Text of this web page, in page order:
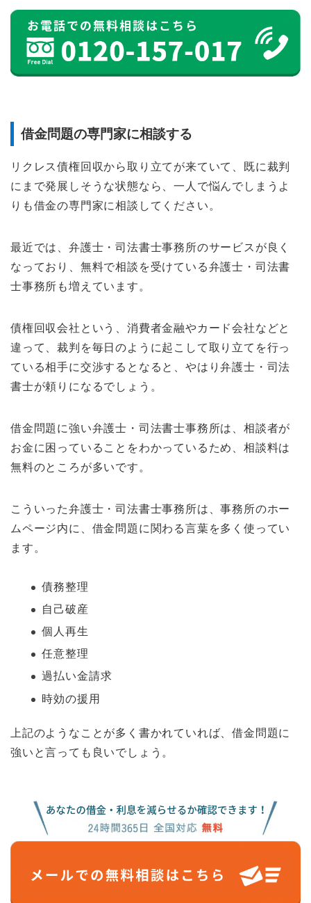
借金問題の専門家に相談する
リクレス債権回収から取り立てが来ていて、既に裁判
にまで発展しそうな状態なら、一人で悩んでしまうよ
りも借金の専門家に相談してください。
最近では、弁護士・司法書士事務所のサービスが良く
なっており、無料で相談を受けている弁護士・司法書
士事務所も増えています。
債権回収会社という、消費者金融やカード会社などと
違って、裁判を毎日のように起こして取り立てを行っ
ている相手に交渉するとなると、やはり弁護士・司法
書士が頼りになるでしょう。
借金問題に強い弁護士・司法書士事務所は、相談者が
お金に困っていることをわかっているため、相談料は
無料のところが多いです。
こういった弁護士・司法書士事務所は、事務所のホー
ムページ内に、借金問題に関わる言葉を多く使ってい
ます。
債務整理
自己破産
個人再生
任意整理
過払い金請求
時効の援用
上記のようなことが多く書かれていれば、借金問題に
強いと言っても良いでしょう。